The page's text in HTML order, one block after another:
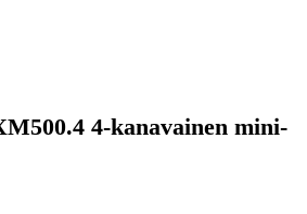
4-kanavainen mini-